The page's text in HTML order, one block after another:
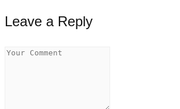
Leave a Reply